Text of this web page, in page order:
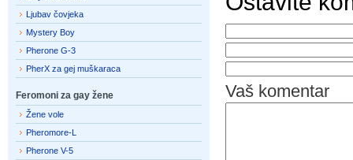
Vaš komentar
Ljubav čovjeka
Mystery Boy
Pherone G-3
PherX za gej muškaraca
Feromoni za gay žene
Žene vole
Pheromore-L
Pherone V-5